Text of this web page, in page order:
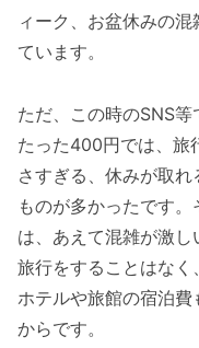
ィーク、お盆休みの
ています。
ただ、この時のSNS
たった400円では、旅
さすぎる、休みが取
ものが多かったです
は、あえて混雑が激
旅行をすることはなく
ホテルや旅館の宿泊
からです。